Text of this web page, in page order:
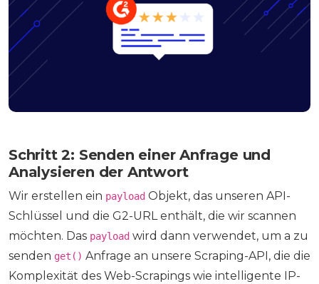
Schritt 2: Senden einer Anfrage und
Analysieren der Antwort
Wir erstellen ein payload Objekt, das unseren API-
Schlüssel und die G2-URL enthält, die wir scannen
möchten. Das payload wird dann verwendet, um a zu
senden get() Anfrage an unsere Scraping-API, die die
Komplexität des Web-Scrapings wie intelligente IP-